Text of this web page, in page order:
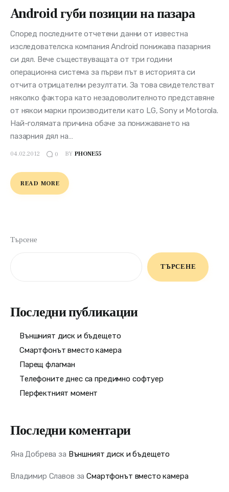
Android губи позиции на пазара
Според последните отчетени данни от известна
изследователска компания Android понижава пазарния
си дял. Вече съществуващата от три години
операционна система за първи път в историята си
отчита отрицателни резултати. За това свидетелстват
няколко фактора като незадоволителното представяне
от някои марки производители като LG, Sony и Motorola.
Най-голямата причина обаче за понижаването на
пазарния дял на…
04.02.2012 0 BY PHONE55
READ MORE
Търсене
ТЪРСЕНЕ
Последни публикации
Външният диск и бъдещето
Смартфонът вместо камера
Парещ флагман
Телефоните днес са предимно софтуер
Перфектният момент
Последни коментари
Яна Добрева за Външният диск и бъдещето
Владимир Славов заСмартфонът вместо камера